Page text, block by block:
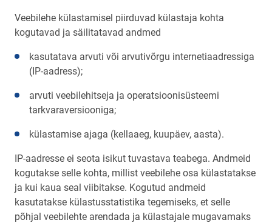
Veebilehe külastamisel piirduvad külastaja kohta
kogutavad ja säilitatavad andmed
kasutatava arvuti või arvutivõrgu internetiaadressiga
(IP-aadress);
arvuti veebilehitseja ja operatsioonisüsteemi
tarkvaraversiooniga;
külastamise ajaga (kellaaeg, kuupäev, aasta).
IP-aadresse ei seota isikut tuvastava teabega. Andmeid
kogutakse selle kohta, millist veebilehe osa külastatakse
ja kui kaua seal viibitakse. Kogutud andmeid
kasutatakse külastusstatistika tegemiseks, et selle
põhjal veebilehte arendada ja külastajale mugavamaks